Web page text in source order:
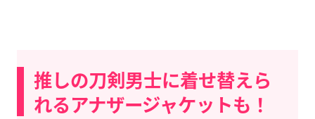
推しの刀剣男士に着せ替えら
れるアナザージャケットも！